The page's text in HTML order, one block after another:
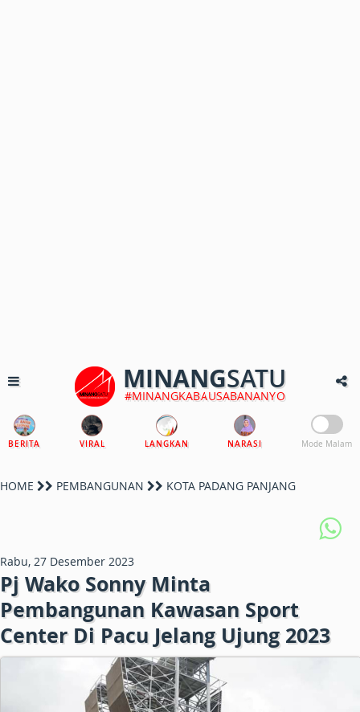
MINANGSATU
#MINANGKABAUSABANANYO
BERITA VIRAL LANGKAN NARASI Mode Malam
HOME PEMBANGUNAN KOTA PADANG PANJANG
Rabu, 27 Desember 2023
Pj Wako Sonny Minta
Pembangunan Kawasan Sport
Center Di Pacu Jelang Ujung 2023